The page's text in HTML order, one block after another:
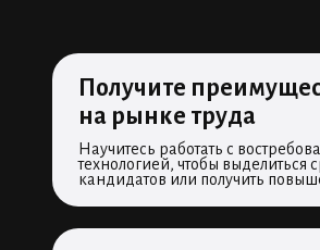
Получите
на рынке труда
Научитесь работать с
технологией, чтобы выделиться
кандидатов или получить